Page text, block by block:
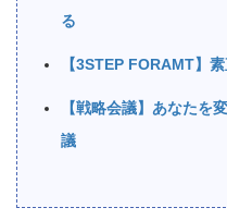
る
【3STEP FORAMT】
【戦略会議】あなたを
議